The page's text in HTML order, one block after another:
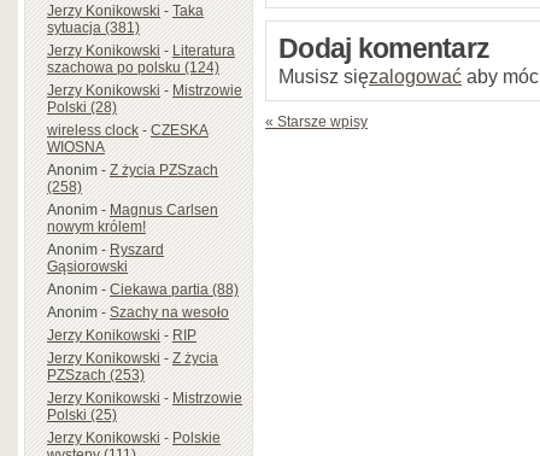
Jerzy Konikowski-Taka
sytuacja (381)
Jerzy Konikowski-Literatura
szachowa po polsku (124)
Jerzy Konikowski-Mistrzowie
Polski (28)
wireless clock-CZESKA
WIOSNA
Anonim-Z życia PZSzach
(258)
Anonim-Magnus Carlsen
nowym królem!
Anonim-Ryszard
Gąsiorowski
Anonim-Ciekawa partia (88)
Anonim-Szachy na wesoło
Jerzy Konikowski-RIP
Jerzy Konikowski-Z życia
PZSzach (253)
Jerzy Konikowski-Mistrzowie
Polski (25)
Jerzy Konikowski-Polskie
Dodaj komentarz
Musisz sięzalogować aby
« Starsze wpisy